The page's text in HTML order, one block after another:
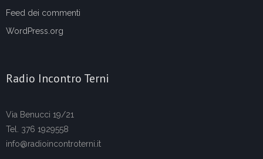
Feed dei commenti
WordPress.org
Radio Incontro Terni
Via Benucci 19/21
Tel. 376 1929558
info@radioincontroterni.it